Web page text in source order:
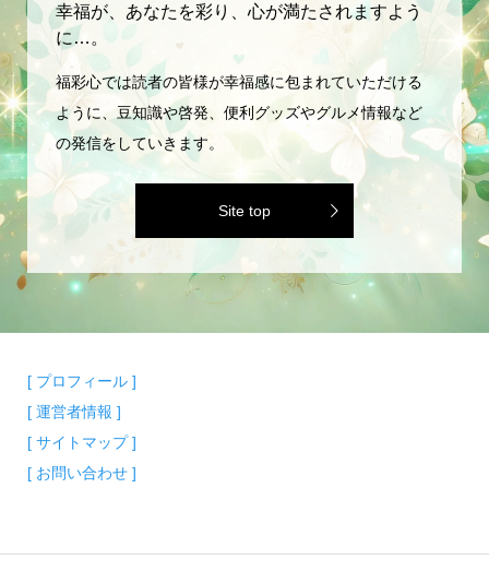
幸福が、あなたを彩り、心が満たされますよう
に…。
福彩心では読者の皆様が幸福感に包まれていただける
ように、豆知識や啓発、便利グッズやグルメ情報など
の発信をしていきます。
Site top
[ プロフィール ]
[ 運営者情報 ]
[ サイトマップ ]
[ お問い合わせ ]